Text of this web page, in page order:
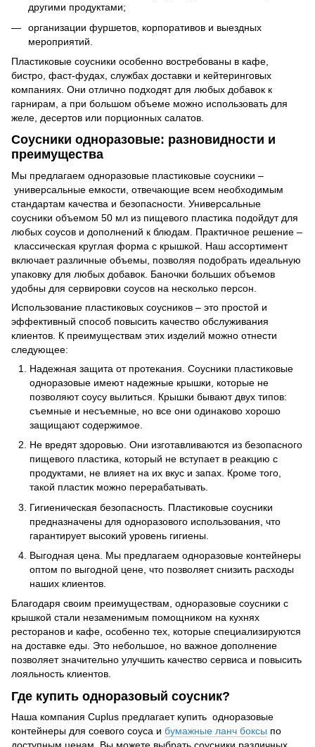
другими продуктами;
организации фуршетов, корпоративов и выездных
мероприятий.
Пластиковые соусники особенно востребованы в кафе,
бистро, фаст-фудах, службах доставки и кейтеринговых
компаниях. Они отлично подходят для любых добавок к
гарнирам, а при большом объеме можно использовать для
желе, десертов или порционных салатов.
Соусники одноразовые: разновидности и
преимущества
Мы предлагаем одноразовые пластиковые соусники –
универсальные емкости, отвечающие всем необходимым
стандартам качества и безопасности. Универсальные
соусники объемом 50 мл из пищевого пластика подойдут для
любых соусов и дополнений к блюдам. Практичное решение –
классическая круглая форма с крышкой. Наш ассортимент
включает различные объемы, позволяя подобрать идеальную
упаковку для любых добавок. Баночки больших объемов
удобны для сервировки соусов на несколько персон.
Использование пластиковых соусников – это простой и
эффективный способ повысить качество обслуживания
клиентов. К преимуществам этих изделий можно отнести
следующее:
Надежная защита от протекания. Соусники пластиковые
одноразовые имеют надежные крышки, которые не
позволяют соусу вылиться. Крышки бывают двух типов:
съемные и несъемные, но все они одинаково хорошо
защищают содержимое.
Не вредят здоровью. Они изготавливаются из безопасного
пищевого пластика, который не вступает в реакцию с
продуктами, не влияет на их вкус и запах. Кроме того,
такой пластик можно перерабатывать.
Гигиеническая безопасность. Пластиковые соусники
предназначены для одноразового использования, что
гарантирует высокий уровень гигиены.
Выгодная цена. Мы предлагаем одноразовые контейнеры
оптом по выгодной цене, что позволяет снизить расходы
наших клиентов.
Благодаря своим преимуществам, одноразовые соусники с
крышкой стали незаменимым помощником на кухнях
ресторанов и кафе, особенно тех, которые специализируются
на доставке еды. Это небольшое, но важное дополнение
позволяет значительно улучшить качество сервиса и повысить
лояльность клиентов.
Где купить одноразовый соусник?
Наша компания Cuplus предлагает купить одноразовые
контейнеры для соевого соуса и бумажные ланч боксы по